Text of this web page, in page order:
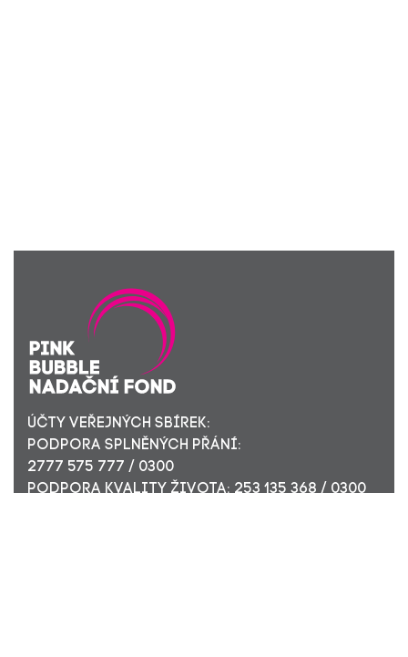
ÚČTY VEŘEJNÝCH SBÍREK:
PODPORA SPLNĚNÝCH PŘÁNÍ:
2777 575 777 / 0300
PODPORA KVALITY ŽIVOTA: 253 135 368 / 0300